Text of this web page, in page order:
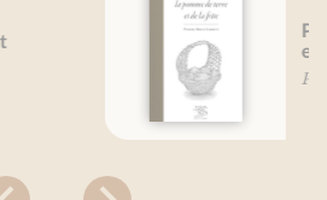
Petit traité de la pomme de terre
et de la frite